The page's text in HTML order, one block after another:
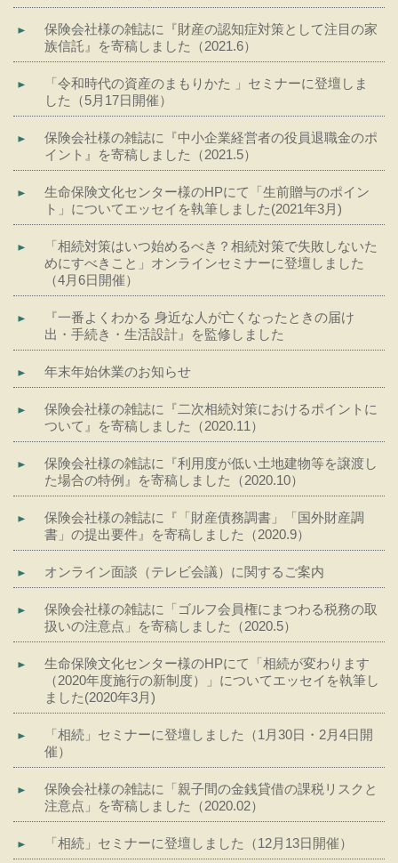
保険会社様の雑誌に『財産の認知症対策として注目の家
族信託』を寄稿しました（2021.6）
「令和時代の資産のまもりかた 」セミナーに登壇しま
した（5月17日開催）
保険会社様の雑誌に『中小企業経営者の役員退職金のポ
イント』を寄稿しました（2021.5）
生命保険文化センター様のHPにて「生前贈与のポイン
ト」についてエッセイを執筆しました(2021年3月)
「相続対策はいつ始めるべき？相続対策で失敗しないた
めにすべきこと」オンラインセミナーに登壇しました
（4月6日開催）
『一番よくわかる 身近な人が亡くなったときの届け
出・手続き・生活設計』を監修しました
年末年始休業のお知らせ
保険会社様の雑誌に『二次相続対策におけるポイントに
ついて』を寄稿しました（2020.11）
保険会社様の雑誌に『利用度が低い土地建物等を譲渡し
た場合の特例』を寄稿しました（2020.10）
保険会社様の雑誌に『「財産債務調書」「国外財産調
書」の提出要件』を寄稿しました（2020.9）
オンライン面談（テレビ会議）に関するご案内
保険会社様の雑誌に「ゴルフ会員権にまつわる税務の取
扱いの注意点」を寄稿しました（2020.5）
生命保険文化センター様のHPにて「相続が変わります
（2020年度施行の新制度）」についてエッセイを執筆し
ました(2020年3月)
「相続」セミナーに登壇しました（1月30日・2月4日開
催）
保険会社様の雑誌に「親子間の金銭貸借の課税リスクと
注意点」を寄稿しました（2020.02）
「相続」セミナーに登壇しました（12月13日開催）